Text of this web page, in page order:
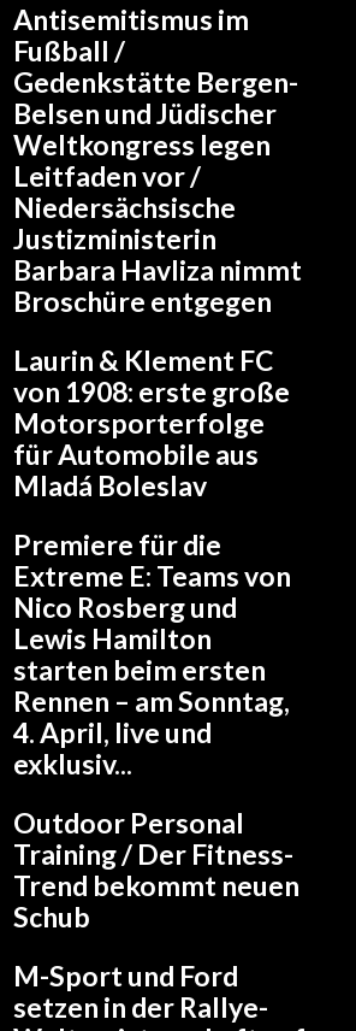
Antisemitismus im
Fußball /
Gedenkstätte Bergen-
Belsen und Jüdischer
Weltkongress legen
Leitfaden vor /
Niedersächsische
Justizministerin
Barbara Havliza nimmt
Broschüre entgegen
Laurin & Klement FC
von 1908: erste große
Motorsporterfolge
für Automobile aus
Mladá Boleslav
Premiere für die
Extreme E: Teams von
Nico Rosberg und
Lewis Hamilton
starten beim ersten
Rennen – am Sonntag,
4. April, live und
exklusiv...
Outdoor Personal
Training / Der Fitness-
Trend bekommt neuen
Schub
M-Sport und Ford
setzen in der Rallye-